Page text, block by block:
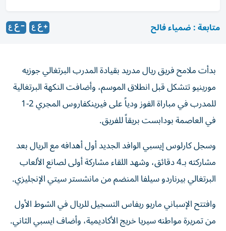
متابعة : ضمياء فالح
بدأت ملامح فريق ريال مدريد بقيادة المدرب البرتغالي جوزيه
مورينيو تتشكل قبل انطلاق الموسم، وأضافت النكهة البرتغالية
للمدرب في مباراة الفوز ودياً على فيرينكفاروس المجري 2-1
في العاصمة بودابست بريقاً للفريق.
وسجل كارلوس إيسبي الوافد الجديد أول أهدافه مع الريال بعد
مشاركته بـ4 دقائق، وشهد اللقاء مشاركة أولى لصانع الألعاب
البرتغالي بيرناردو سيلفا المنضم من مانشستر سيتي الإنجليزي.
وافتتح الإسباني ماريو ريفاس التسجيل للريال في الشوط الأول
من تمريرة مواطنه سيريا خريج الأكاديمية، وأضاف ايسبي الثاني.